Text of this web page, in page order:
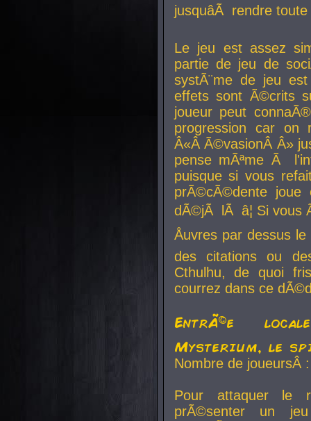
jusquâÃ rendre
Le jeu est assez
partie de jeu de
systÃ¨me de jeu
effets sont Ã©crits
joueur peut
progression car
Â«Â Ã©vasionÂ Â»
pense mÃªme Ã
puisque si vous
prÃ©cÃ©dente
dÃ©jÃ lÃ â¦ Si vous
Åuvres par dessus
des citations ou
Cthulhu, de quoi
courrez dans ce
EntrÃ©e
Mysterium, le
Nombre de
Pour attaquer le
prÃ©senter un